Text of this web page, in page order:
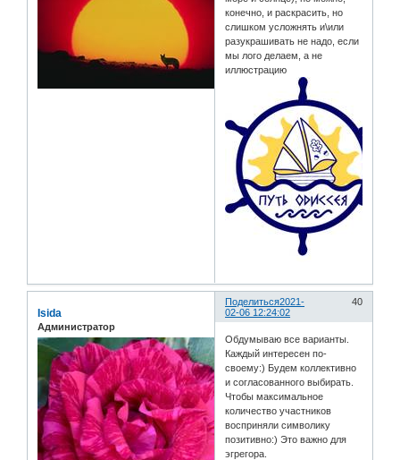
конечно, и раскрасить, но
слишком усложнять и\или
разукрашивать не надо, если
мы лого делаем, а не
иллюстрацию
Поделиться 40
2021-
02-06 12:24:02
Isida
Администратор
Обдумываю все варианты.
Каждый интересен по-
своему:) Будем коллективно
и согласованного выбирать.
Чтобы максимальное
количество участников
восприняли символику
позитивно:) Это важно для
эгрегора.